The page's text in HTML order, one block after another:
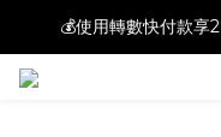
💰使用轉數快付款
💰使用轉數快付款
新註冊會員即享$20